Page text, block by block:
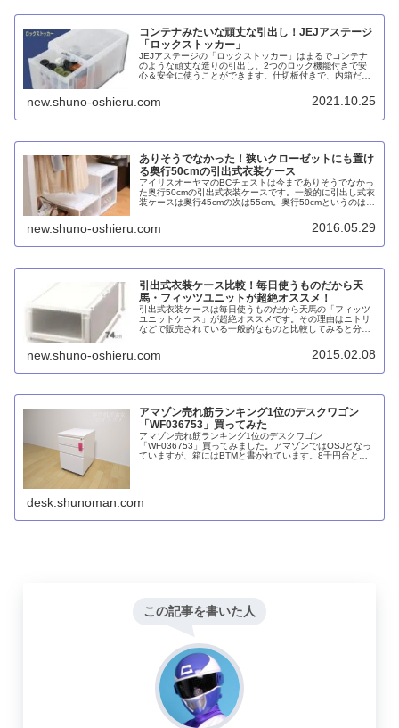
コンテナみたいな頑丈な引出し！JEJアステージ
「ロックストッカー」
JEJアステージの「ロックストッカー」はまるでコンテナ
のような頑丈な造りの引出し。2つのロック機能付きで安
心＆安全に使うことができます。仕切板付きで、内箱だけ
new.shuno-oshieru.com 2021.10.25
ありそうでなかった！狭いクローゼットにも置け
る奥行50cmの引出式衣装ケース
アイリスオーヤマのBCチェストは今までありそうでなかっ
た奥行50cmの引出式衣装ケースです。一般的に引出し式衣
装ケースは奥行45cmの次は55cm。奥行50cmというのはそ
new.shuno-oshieru.com 2016.05.29
引出式衣装ケース比較！毎日使うものだから天
馬・フィッツユニットが超絶オススメ！
引出式衣装ケースは毎日使うものだから天馬の「フィッツ
ユニットケース」が超絶オススメです。その理由はニトリ
などで販売されている一般的なものと比較してみると分か
で天板にアルミ補強枠が入っていて頑丈で変形しにくく、
ストレスなくスムーズに開閉できるので散らかりにくいの
new.shuno-oshieru.com 2015.02.08
アマゾン売れ筋ランキング1位のデスクワゴン
「WF036753」買ってみた
アマゾン売れ筋ランキング1位のデスクワゴン
「WF036753」買ってみました。アマゾンではOSJとなっ
ていますが、箱にはBTMと書かれています。8千円台と低
desk.shunoman.com
この記事を書いた人